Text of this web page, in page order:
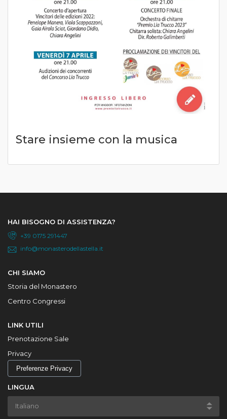
Stare insieme con la musica
HAI BISOGNO DI ASSISTENZA?
+39 0175 291447
info@monasterodellastella.it
CHI SIAMO
Storia del Monastero
Centro Congressi
LINK UTILI
Prenotazione Sale
Privacy
Preferenze Privacy
LINGUA